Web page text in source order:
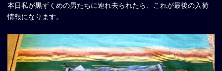
本日私が黒ずくめの男たちに連れ去られたら、これが最後の入荷
情報になります。